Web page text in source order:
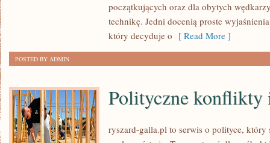
początkujących oraz dla obytych
technikę. Jedni docenią proste
który decyduje o [ Read More ]
POSTED BY ADMIN
Polityczne konflikty
ryszard-galla.pl to serwis o polityce, który